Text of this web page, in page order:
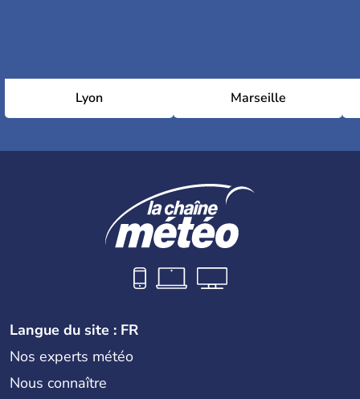
Lyon Marseille
Langue du site : FR
Nos experts météo
Nous connaître